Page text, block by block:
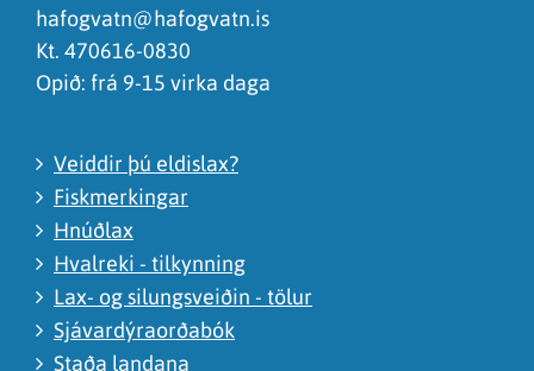
hafogvatn@hafogvatn.is
Kt. 470616-0830
Opið: frá 9-15 virka daga
Veiddir þú eldislax?
Fiskmerkingar
Hnúðlax
Hvalreki - tilkynning
Lax- og silungsveiðin - tölur
Sjávardýraorðabók
Staða landana